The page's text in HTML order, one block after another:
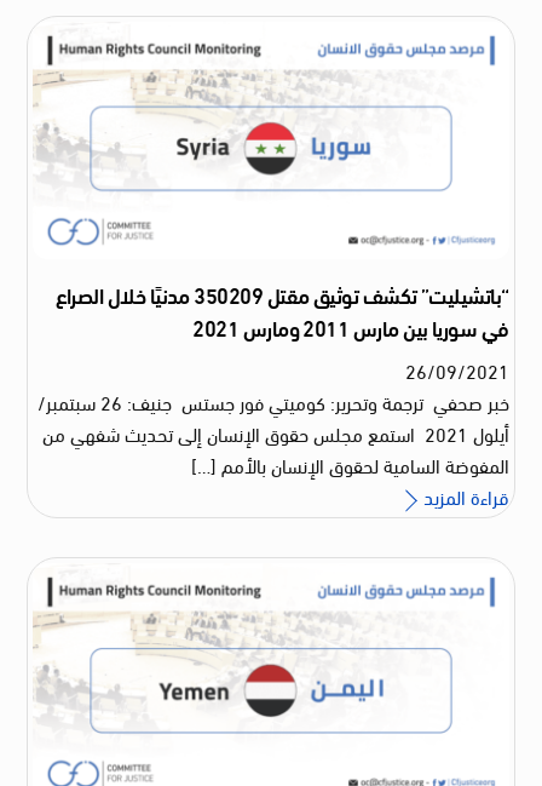
“باتشيليت” تكشف توثيق مقتل 350209 مدنيًا خلال الصراع
في سوريا بين مارس 2011 ومارس 2021
26/09/2021
خبر صحفي ترجمة وتحرير: كوميتي فور جستس جنيف: 26 سبتمبر/
أيلول 2021 استمع مجلس حقوق الإنسان إلى تحديث شفهي من
المفوضة السامية لحقوق الإنسان بالأمم […]
قراءة المزيد